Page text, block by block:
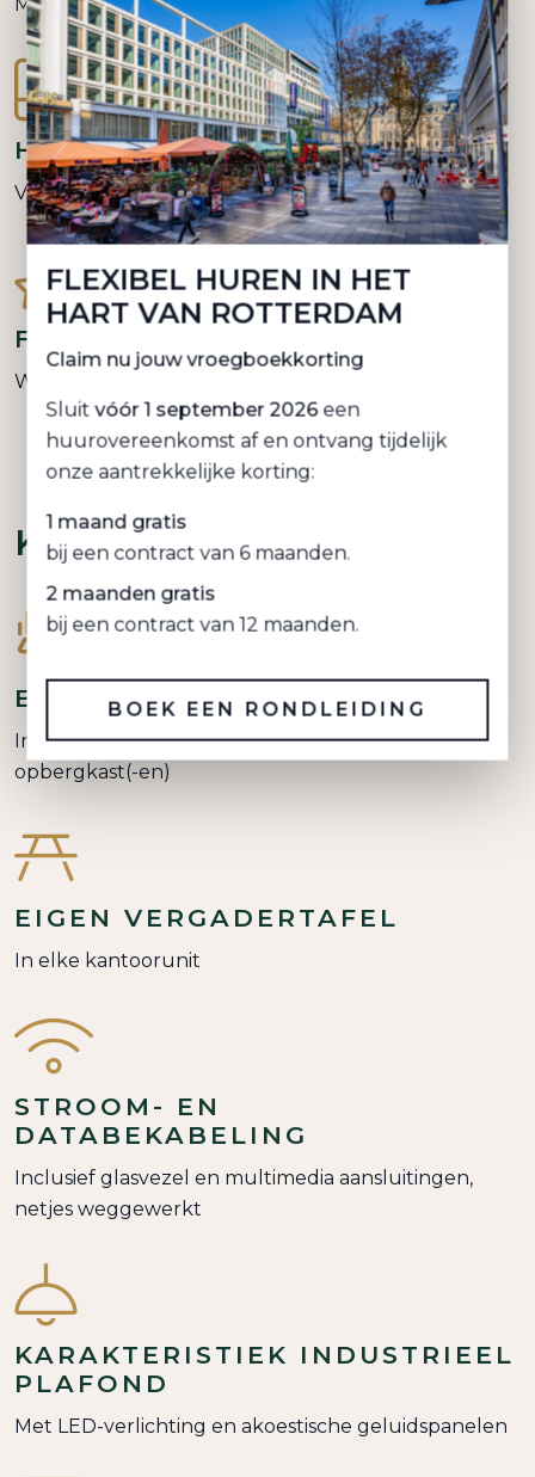
INPANDIGE FIETSENSTALLING
Met oplaadpunten
HANDIGE APP
Voor meldingen en contact
FRAAIE AFWERKING
Warm-industrieel met beton, staal en hout
KANTOORRUIMTE
EIGENTIJDSE INRICHTING
Inclusief hoogwaardige bureaus, stoelen en
EIGEN VERGADERTAFEL
STROOM- EN
DATABEKABELING
Inclusief glasvezel en multimedia aansluitingen,
KARAKTERISTIEK INDUSTRIEEL
PLAFOND
FLEXIBEL HUREN IN HET
HART VAN ROTTERDAM
Claim nu jouw vroegboekkorting
Sluitvóór 1 september 2026een
huurovereenkomst af en ontvang tijdelijk
onze aantrekkelijke korting:
1 maand gratis
bij een contract van 6 maanden.
2 maanden gratis
bij een contract van 12 maanden.
BOEK EEN RONDLEIDING